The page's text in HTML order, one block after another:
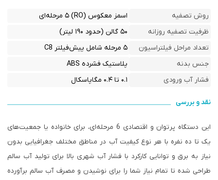
روش تصفیه
اسمز معکوس (RO) ۵ مرحله‌ای
ظرفیت تصفیه روزانه
۵۰ گالن (حدود ۱۹۰ لیتر)
تعداد مراحل فیلتراسیون
۵ مرحله شامل پیش‌فیلتر C8
جنس بدنه
پلاستیک فشرده ABS
فشار آب ورودی
۰.۱ تا ۰.۴ مگاپاسکال
نقد و بررسی
این دستگاه پرتوان و اقتصادی 6 مرحله‌ای، برای خانواده یا جمعیت‌های
یک تا ده نفره با هر نوع کیفیت آب در مناطق مختلف جغرافیایی بدون
نیاز به برق و توانایی کارکرد با فشار آب شهری بالا برای تولید آب سالم
طراحی شده تا تمام نیاز شما را برای نوشیدن و مصرف آب سالم برآورده